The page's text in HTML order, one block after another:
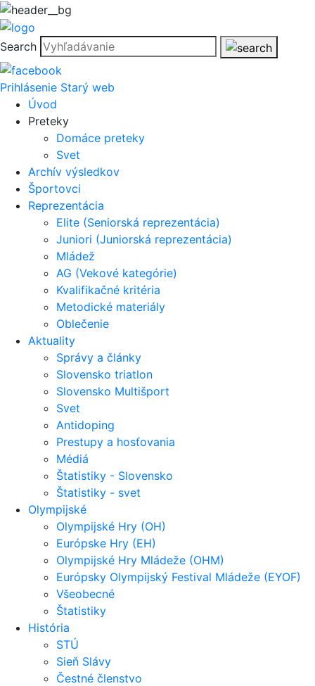
Search
Prihlásenie Starý web
Úvod
Preteky
Domáce preteky
Svet
Archív výsledkov
Športovci
Reprezentácia
Elite (Seniorská reprezentácia)
Juniori (Juniorská reprezentácia)
Mládež
AG (Vekové kategórie)
Kvalifikačné kritéria
Metodické materiály
Oblečenie
Aktuality
Správy a články
Slovensko triatlon
Slovensko Multišport
Svet
Antidoping
Prestupy a hosťovania
Médiá
Štatistiky - Slovensko
Štatistiky - svet
Olympijské
Olympijské Hry (OH)
Európske Hry (EH)
Olympijské Hry Mládeže (OHM)
Európsky Olympijský Festival Mládeže (EYOF)
Všeobecné
Štatistiky
História
STÚ
Sieň Slávy
Čestné členstvo